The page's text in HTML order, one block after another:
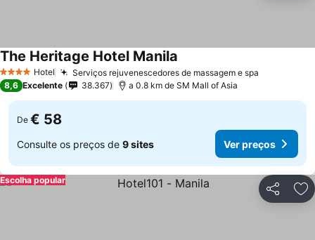
4 EstrelasHotel Serviços rejuvenescedores de massagem e spa
The Heritage Hotel Manila
8,6 Excelente 38.367 a 0.8 km de SM Mall of Asia
De € 58
Consulte os preços de 9 sites Ver preços
Partilhar
Escolha popular